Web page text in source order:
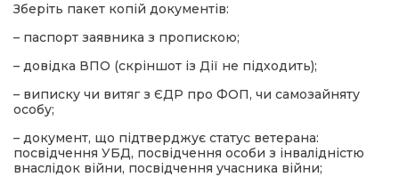
Зберіть пакет копій документів:
– паспорт заявника з пропискою;
– довідка ВПО (скріншот із Дії не підходить);
– виписку чи витяг з ЄДР про ФОП, чи самозайняту
особу;
– документ, що підтверджує статус ветерана:
посвідчення УБД, посвідчення особи з інвалідністю
внаслідок війни, посвідчення учасника війни;